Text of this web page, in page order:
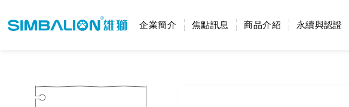
企業簡介 焦點訊息 商品介紹 永續與認證